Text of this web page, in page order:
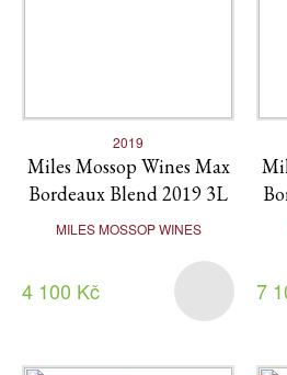
2019
Miles Mossop Wines Max
Bordeaux Blend 2019 3L
MILES MOSSOP WINES
4 100 Kč 7